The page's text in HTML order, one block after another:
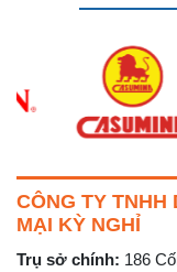
CÔNG TY TNHH
MẠI KỲ NGHỈ
Trụ sở chính: 186